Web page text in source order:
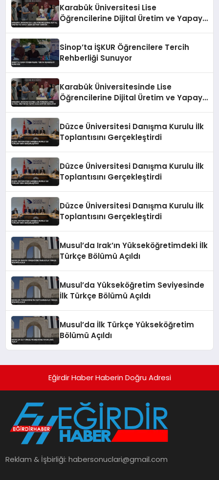
Karabük Üniversitesi Lise
Öğrencilerine Dijital Üretim ve Yapay
Sinop’ta İŞKUR Öğrencilere Tercih
Rehberliği Sunuyor
Karabük Üniversitesinde Lise
Öğrencilerine Dijital Üretim ve Yapay
Düzce Üniversitesi Danışma Kurulu İlk
Toplantısını Gerçekleştirdi
Düzce Üniversitesi Danışma Kurulu İlk
Toplantısını Gerçekleştirdi
Düzce Üniversitesi Danışma Kurulu İlk
Toplantısını Gerçekleştirdi
Musul’da Irak’ın Yükseköğretimdeki İlk
Türkçe Bölümü Açıldı
Musul’da Yükseköğretim Seviyesinde
İlk Türkçe Bölümü Açıldı
Musul’da İlk Türkçe Yükseköğretim
Bölümü Açıldı
Eğirdir Haber Haberin Doğru Adresi
Reklam & İşbirliği:habersonuclari@gmail.com